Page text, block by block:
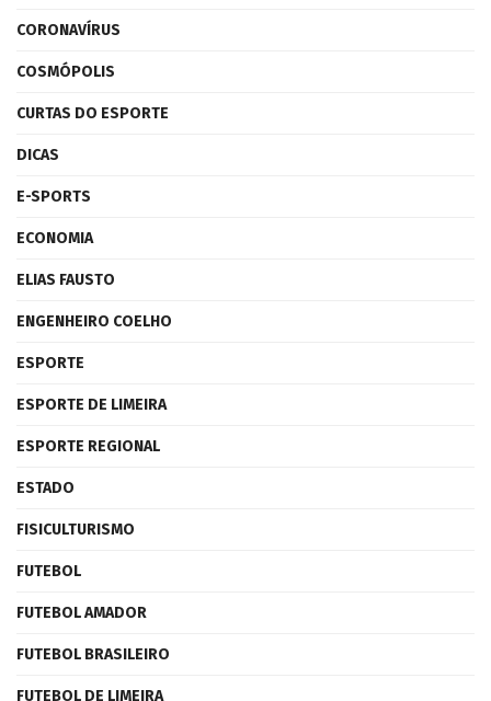
CORONAVÍRUS
COSMÓPOLIS
CURTAS DO ESPORTE
DICAS
E-SPORTS
ECONOMIA
ELIAS FAUSTO
ENGENHEIRO COELHO
ESPORTE
ESPORTE DE LIMEIRA
ESPORTE REGIONAL
ESTADO
FISICULTURISMO
FUTEBOL
FUTEBOL AMADOR
FUTEBOL BRASILEIRO
FUTEBOL DE LIMEIRA